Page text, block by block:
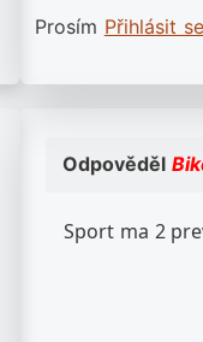
Prosím Přihlásit se
Odpověděl
Sport ma 2